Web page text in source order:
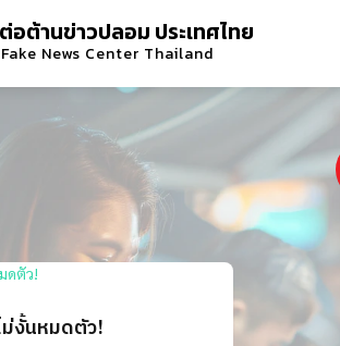
อต้านข่าวปลอม ประเทศไทย
News Center Thailand
งั้นหมดตัว!